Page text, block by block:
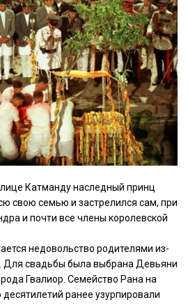
Катманду наследный принц
свою семью и застрелился сам, при
и почти все члены королевской
недовольство родителями из-
Для свадьбы была выбрана Девьяни
Гвалиор. Семейство Рана на
ранее узурпировали